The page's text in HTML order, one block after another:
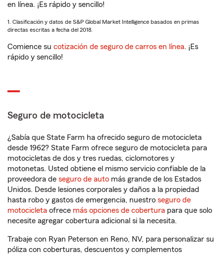
en línea. ¡Es rápido y sencillo!
1. Clasificación y datos de S&P Global Market Intelligence basados en primas
directas escritas a fecha del 2018.
Comience su cotización de seguro de carros en línea. ¡Es
rápido y sencillo!
Seguro de motocicleta
¿Sabía que State Farm ha ofrecido seguro de motocicleta
desde 1962? State Farm ofrece seguro de motocicleta para
motocicletas de dos y tres ruedas, ciclomotores y
motonetas. Usted obtiene el mismo servicio confiable de la
proveedora de seguro de auto más grande de los Estados
Unidos. Desde lesiones corporales y daños a la propiedad
hasta robo y gastos de emergencia, nuestro seguro de
motocicleta ofrece más opciones de cobertura para que solo
necesite agregar cobertura adicional si la necesita.
Trabaje con Ryan Peterson en Reno, NV, para personalizar su
póliza con coberturas, descuentos y complementos